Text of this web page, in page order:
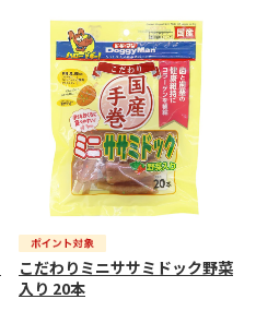
こだわりミニササミドック野菜
入り 20本